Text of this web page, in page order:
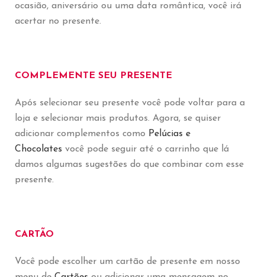
ocasião, aniversário ou uma data romântica, você irá
acertar no presente.
COMPLEMENTE SEU PRESENTE
Após selecionar seu presente você pode voltar para a
loja e selecionar mais produtos. Agora, se quiser
adicionar complementos como Pelúcias e
Chocolates você pode seguir até o carrinho que lá
damos algumas sugestões do que combinar com esse
presente.
CARTÃO
Você pode escolher um cartão de presente em nosso